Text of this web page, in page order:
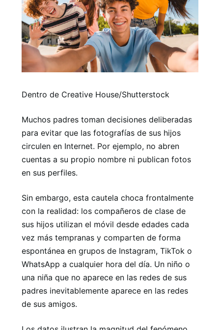
Dentro de Creative House/Shutterstock
Muchos padres toman decisiones deliberadas
para evitar que las fotografías de sus hijos
circulen en Internet. Por ejemplo, no abren
cuentas a su propio nombre ni publican fotos
en sus perfiles.
Sin embargo, esta cautela choca frontalmente
con la realidad: los compañeros de clase de
sus hijos utilizan el móvil desde edades cada
vez más tempranas y comparten de forma
espontánea en grupos de Instagram, TikTok o
WhatsApp a cualquier hora del día. Un niño o
una niña que no aparece en las redes de sus
padres inevitablemente aparece en las redes
de sus amigos.